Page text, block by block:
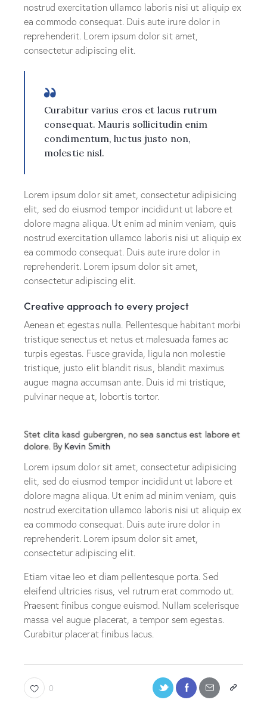
nostrud exercitation ullamco laboris nisi ut aliquip ex
ea commodo consequat. Duis aute irure dolor in
reprehenderit. Lorem ipsum dolor sit amet,
consectetur adipiscing elit.
Curabitur varius eros et lacus rutrum
consequat. Mauris sollicitudin enim
condimentum, luctus justo non,
molestie nisl.
Lorem ipsum dolor sit amet, consectetur adipisicing
elit, sed do eiusmod tempor incididunt ut labore et
dolore magna aliqua. Ut enim ad minim veniam, quis
nostrud exercitation ullamco laboris nisi ut aliquip ex
ea commodo consequat. Duis aute irure dolor in
reprehenderit. Lorem ipsum dolor sit amet,
consectetur adipiscing elit.
Creative approach to every project
Aenean et egestas nulla. Pellentesque habitant morbi
tristique senectus et netus et malesuada fames ac
turpis egestas. Fusce gravida, ligula non molestie
tristique, justo elit blandit risus, blandit maximus
augue magna accumsan ante. Duis id mi tristique,
pulvinar neque at, lobortis tortor.
Stet clita kasd gubergren, no sea sanctus est labore et
dolore. ByKevin Smith
Lorem ipsum dolor sit amet, consectetur adipisicing
elit, sed do eiusmod tempor incididunt ut labore et
dolore magna aliqua. Ut enim ad minim veniam, quis
nostrud exercitation ullamco laboris nisi ut aliquip ex
ea commodo consequat. Duis aute irure dolor in
reprehenderit. Lorem ipsum dolor sit amet,
consectetur adipiscing elit.
Etiam vitae leo et diam pellentesque porta. Sed
eleifend ultricies risus, vel rutrum erat commodo ut.
Praesent finibus congue euismod. Nullam scelerisque
massa vel augue placerat, a tempor sem egestas.
Curabitur placerat finibus lacus.
0